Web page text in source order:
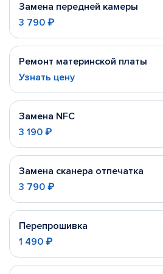
Замена передней камеры
3 790 ₽
Ремонт материнской платы
Узнать цену
Замена NFC
3 190 ₽
Замена сканера отпечатка
3 790 ₽
Перепрошивка
1 490 ₽